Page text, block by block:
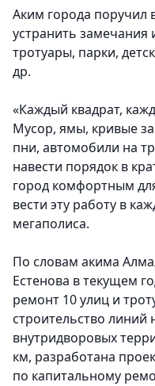
Аким города поручил
устранить замечания
тротуары, парки,
др.
«Каждый квадрат,
Мусор, ямы, кривые
пни, автомобили на
навести порядок в
город комфортным
вести эту работу в
мегаполиса.
По словам акима
Естенова в текущем
ремонт 10 улиц и
строительство
внутридворовых
км, разработана
по капитальному